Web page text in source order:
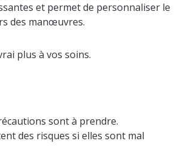
et permet de personnaliser le
des manœuvres.
plus à vos soins.
sont à prendre.
des risques si elles sont mal